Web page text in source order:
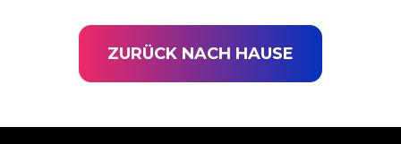
ZURÜCK NACH HAUSE